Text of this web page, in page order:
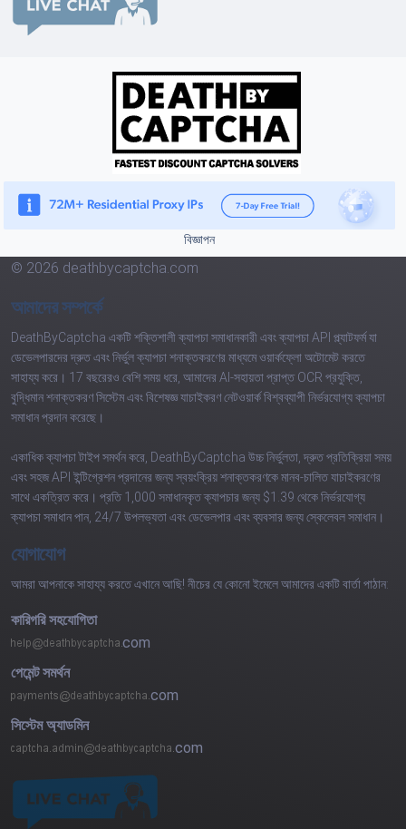
বিজ্ঞাপন
© 2026 deathbycaptcha.com
আমাদের সম্পর্কে
DeathByCaptcha একটি শক্তিশালী ক্যাপচা সমাধানকারী এবং ক্যাপচা API প্ল্যাটফর্ম যা
ডেভেলপারদের দ্রুত এবং নির্ভুল ক্যাপচা শনাক্তকরণের মাধ্যমে ওয়ার্কফ্লো অটোমেট করতে
সাহায্য করে। 17 বছরেরও বেশি সময় ধরে, আমাদের AI-সহায়তা প্রাপ্ত OCR প্রযুক্তি,
বুদ্ধিমান শনাক্তকরণ সিস্টেম এবং বিশেষজ্ঞ যাচাইকরণ নেটওয়ার্ক বিশ্বব্যাপী নির্ভরযোগ্য ক্যাপচা
সমাধান প্রদান করেছে।
একাধিক ক্যাপচা টাইপ সমর্থন করে, DeathByCaptcha উচ্চ নির্ভুলতা, দ্রুত প্রতিক্রিয়া সময়
এবং সহজ API ইন্টিগ্রেশন প্রদানের জন্য স্বয়ংক্রিয় শনাক্তকরণকে মানব-চালিত যাচাইকরণের
সাথে একত্রিত করে। প্রতি 1,000 সমাধানকৃত ক্যাপচার জন্য $1.39 থেকে নির্ভরযোগ্য
ক্যাপচা সমাধান পান, 24/7 উপলভ্যতা এবং ডেভেলপার এবং ব্যবসার জন্য স্কেলেবল সমাধান।
যোগাযোগ
আমরা আপনাকে সাহায্য করতে এখানে আছি! নীচের যে কোনো ইমেলে আমাদের একটি বার্তা পাঠান:
কারিগরি সহযোগিতা
com
পেমেন্ট সমর্থন
com
সিস্টেম অ্যাডমিন
com